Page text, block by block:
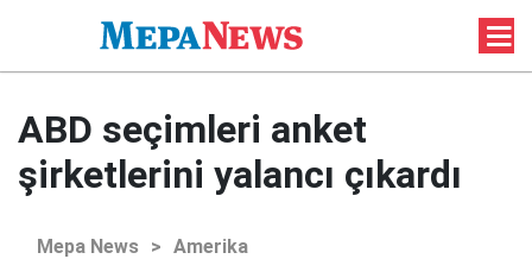
ABD seçimleri anket
şirketlerini yalancı çıkardı
Mepa News > Amerika